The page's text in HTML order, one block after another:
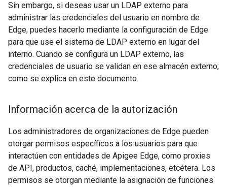
Sin embargo, si deseas usar un LDAP externo para
administrar las credenciales del usuario en nombre de
Edge, puedes hacerlo mediante la configuración de Edge
para que use el sistema de LDAP externo en lugar del
interno. Cuando se configura un LDAP externo, las
credenciales de usuario se validan en ese almacén externo,
como se explica en este documento.
Información acerca de la autorización
Los administradores de organizaciones de Edge pueden
otorgar permisos específicos a los usuarios para que
interactúen con entidades de Apigee Edge, como proxies
de API, productos, caché, implementaciones, etcétera. Los
permisos se otorgan mediante la asignación de funciones